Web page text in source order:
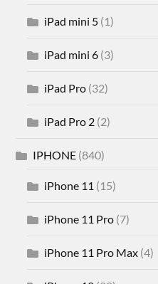
iPad mini 5 (1)
iPad mini 6 (3)
iPad Pro (32)
iPad Pro 2 (2)
IPHONE (840)
iPhone 11 (15)
iPhone 11 Pro (7)
iPhone 11 Pro Max (4)